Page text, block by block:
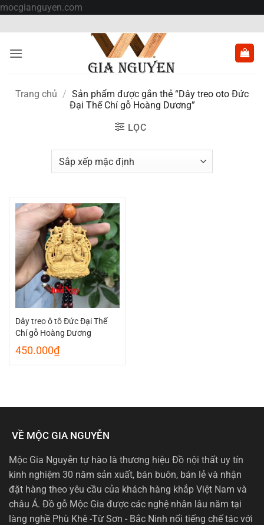
mocgianguyen.com
nội
dung
Trang chủ / Sản phẩm được gắn thẻ “Dây treo oto Đức
Đại Thế Chí gỗ Hoàng Dương”
LỌC
Dây treo ô tô Đức Đại Thế
Chí gỗ Hoàng Dương
450.000₫
VỀ MỘC GIA NGUYỄN
Mộc Gia Nguyễn tự hào là thương hiệu Đồ nội thất uy tín
kinh nghiệm 30 năm sản xuất, bán buôn, bán lẻ và nhận
đặt hàng theo yêu cầu của khách hàng khắp Việt Nam và
châu Á. Đồ gỗ Mộc Gia được các nghệ nhân lâu năm tại
làng nghề Phù Khê -Từ Sơn - Bắc Ninh nổi tiếng chế tác với